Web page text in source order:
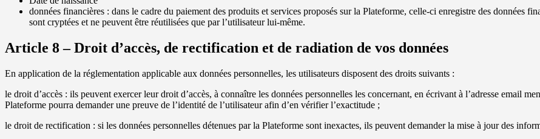
données financières : dans le cadre du paiement des produits et services proposés sur la Plateforme, celle-ci enregistre des données
sont cryptées et ne peuvent être réutilisées que par l’utilisateur lui-même.
Article 8 – Droit d’accès, de rectification et de radiation de vos données
En application de la réglementation applicable aux données personnelles, les utilisateurs disposent des droits suivants :
le droit d’accès : ils peuvent exercer leur droit d’accès, à connaître les données personnelles les concernant, en écrivant à l’adresse email
Plateforme pourra demander une preuve de l’identité de l’utilisateur afin d’en vérifier l’exactitude ;
le droit de rectification : si les données personnelles détenues par la Plateforme sont inexactes, ils peuvent demander la mise à jour des